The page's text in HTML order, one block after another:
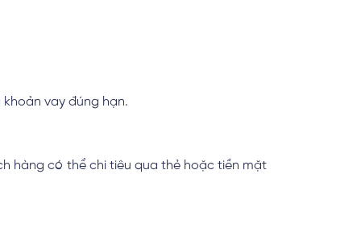
vay đúng hạn.
hàng có thể chi tiêu qua thẻ hoặc tiền mặt